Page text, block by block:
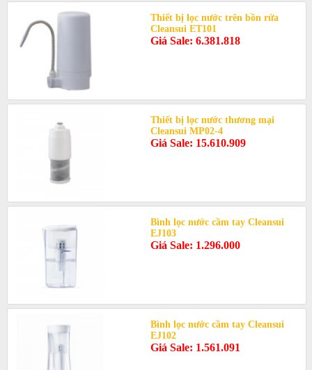
Thiết bị lọc nước trên bồn rửa
Cleansui ET101
Giá Sale: 6.381.818
Thiết bị lọc nước thương mại
Cleansui MP02-4
Giá Sale: 15.610.909
Bình lọc nước cầm tay Cleansui
EJ103
Giá Sale: 1.296.000
Bình lọc nước cầm tay Cleansui
EJ102
Giá Sale: 1.561.091